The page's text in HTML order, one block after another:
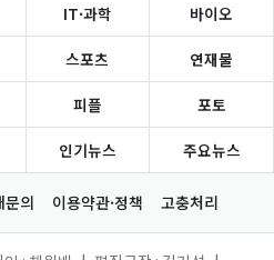
IT·과학 바이오
스포츠 연재물
피플 포토
인기뉴스 주요뉴스
문의 이용약관·정책 고충처리